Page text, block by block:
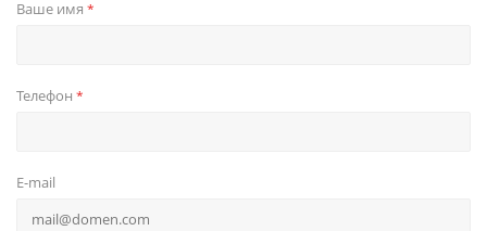
Ваше имя *
Телефон *
E-mail